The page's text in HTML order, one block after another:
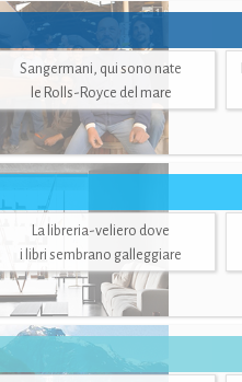
Sangermani, qui sono nate
le Rolls-Royce del mare
La libreria-veliero dove
i libri sembrano galleggiare